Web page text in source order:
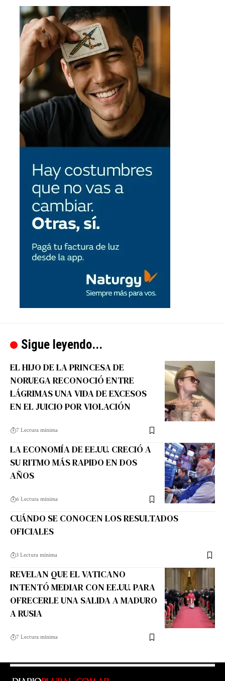
Sigue leyendo...
EL HIJO DE LA PRINCESA DE
NORUEGA RECONOCIÓ ENTRE
LÁGRIMAS UNA VIDA DE EXCESOS
EN EL JUICIO POR VIOLACIÓN
7 Lectura mínima
LA ECONOMÍA DE EE.UU. CRECIÓ A
SU RITMO MÁS RAPIDO EN DOS
AÑOS
6 Lectura mínima
CUÁNDO SE CONOCEN LOS RESULTADOS
OFICIALES
3 Lectura mínima
REVELAN QUE EL VATICANO
INTENTÓ MEDIAR CON EE.UU. PARA
OFRECERLE UNA SALIDA A MADURO
A RUSIA
7 Lectura mínima